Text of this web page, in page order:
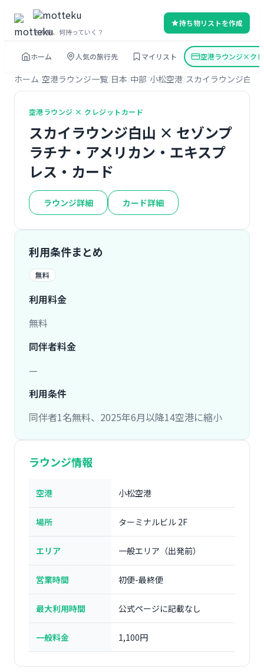
その旅、何持っていく？
持ち物リストを作成
ホーム 人気の旅行先 マイリスト 空港ラウンジ×ク
ホーム 空港ラウンジ一覧 日本 中部 小松空港 スカイラウンジ白山
空港ラウンジ × クレジットカード
スカイラウンジ白山 × セゾンプ
ラチナ・アメリカン・エキスプ
レス・カード
ラウンジ詳細 カード詳細
利用条件まとめ
無料
利用料金
無料
同伴者料金
—
利用条件
同伴者1名無料、2025年6月以降14空港に縮小
ラウンジ情報
空港 小松空港
場所 ターミナルビル 2F
エリア 一般エリア（出発前）
営業時間 初便-最終便
最大利用時間 公式ページに記載なし
一般料金 1,100円